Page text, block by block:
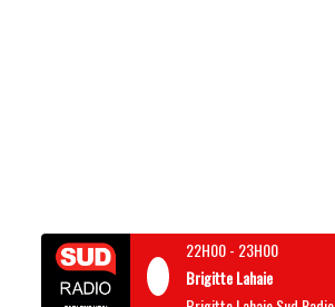
22H00- 23H00
Brigitte Lahaie